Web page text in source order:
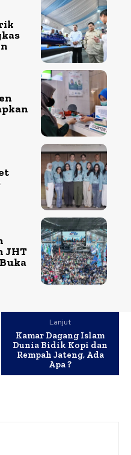
JHT
Lanjut
Kamar Dagang Islam
Dunia Bidik Kopi dan
Rempah Jateng, Ada
Apa ?